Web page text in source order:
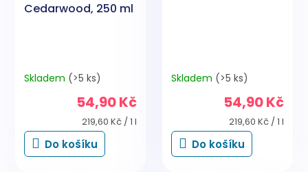
Cedarwood, 250 ml
Skladem (>5 ks)
54,90 Kč
Měrná
cena:
219,60 Kč / 1 l
Do košíku
Skladem (>5 ks)
54,90 Kč
Měrná
cena:
219,60 Kč / 1 l
Do košíku